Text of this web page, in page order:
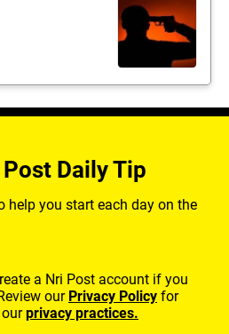
Daily Tip
help you start each day on the
a Nri Post account if you
our Privacy Policy for
privacy practices.